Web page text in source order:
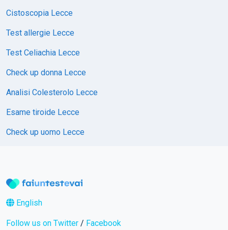
Cistoscopia Lecce
Test allergie Lecce
Test Celiachia Lecce
Check up donna Lecce
Analisi Colesterolo Lecce
Esame tiroide Lecce
Check up uomo Lecce
English
Follow us on Twitter / Facebook